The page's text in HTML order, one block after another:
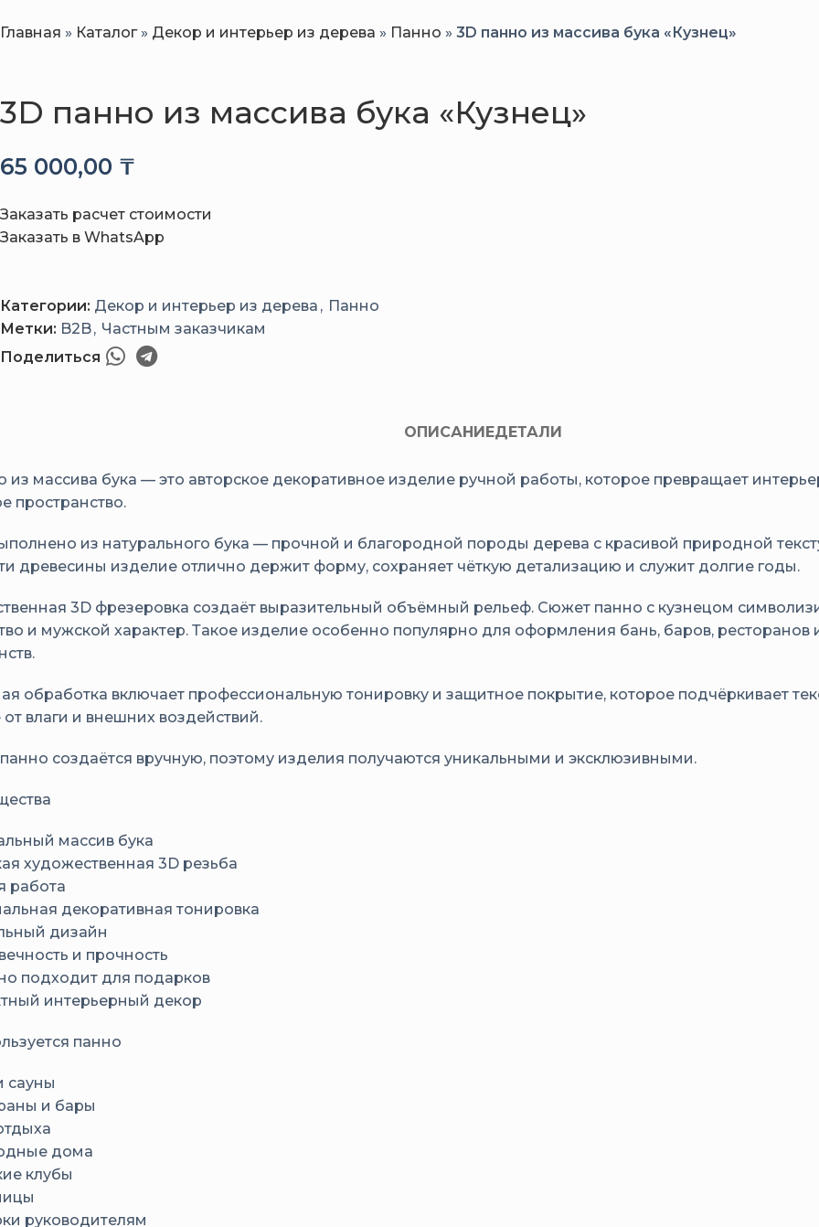
Главная » Каталог» Декор и интерьер из дерева » Панно » 3D панно из массива бука «Кузнец»
3D панно из массива бука «Кузнец»
65 000,00 ₸
Заказать расчет стоимости
Заказать в WhatsApp
Категории: Декор и интерьер из дерева , Панно
Метки: B2B, Частным заказчикам
Поделиться
ОПИСАНИЕДЕТАЛИ
из массива бука — это авторское декоративное изделие ручной работы, которое превращает
пространство.
из натурального бука — прочной и благородной породы дерева с красивой природной
древесины изделие отлично держит форму, сохраняет чёткую детализацию и служит долгие годы.
3D фрезеровка создаёт выразительный объёмный рельеф. Сюжет панно с кузнецом
и мужской характер. Такое изделие особенно популярно для оформления бань, баров, ресторанов
обработка включает профессиональную тонировку и защитное покрытие, которое подчёркивает
влаги и внешних воздействий.
создаётся вручную, поэтому изделия получаются уникальными и эксклюзивными.
массив бука
художественная 3D резьба
работа
декоративная тонировка
дизайн
и прочность
подходит для подарков
интерьерный декор
панно
сауны
и бары
дома
клубы
руководителям